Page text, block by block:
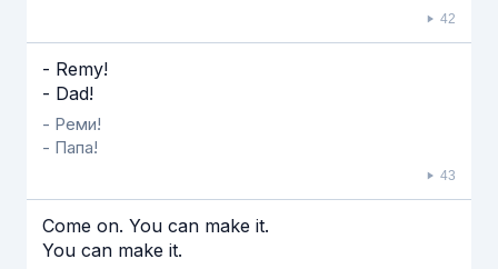
42
- Remy!
- Dad!
- Реми!
- Папа!
43
Come on. You can make it.
You can make it.